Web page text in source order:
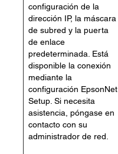
configuración de la
dirección IP, la máscara
de subred y la puerta
de enlace
predeterminada. Está
disponible la conexión
mediante la
configuración EpsonNet
Setup. Si necesita
asistencia, póngase en
contacto con su
administrador de red.